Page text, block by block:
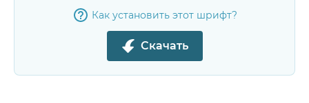
Как установить этот шрифт?
Скачать